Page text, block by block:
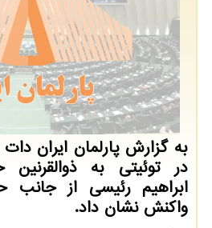
به گزارش پارلمان ایران
در توئیتی به
ابراهیم رئیسی از جانب
واكنش نشان داد.